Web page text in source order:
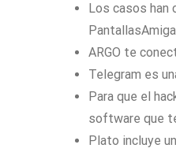
Los casos han
ARGO te
Telegram es
Para que el
software que
Plato incluye